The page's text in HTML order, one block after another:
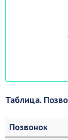
Таблица.
Позвонок